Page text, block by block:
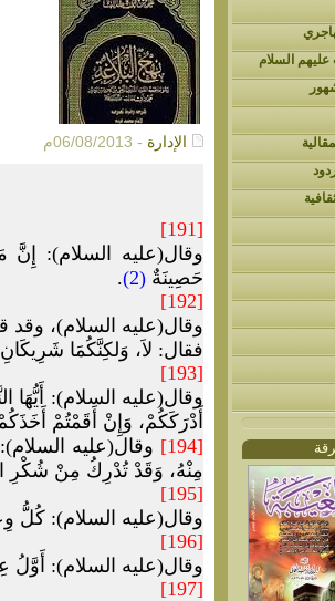
عليهم السلام
الإدارة - 06/08/2013م
[191]
وقال(عليه السلام): إِنَّ
حَصِينَةٌ (2)
.
[192]
وقال(عليه السلام)، وقد
فقال: لاَ، وَلكِنَّكُمَا
[193]
وقال(عليه السلام): أَيُّهَا
أَدْرَكَكُمْ، وَإِنْ أَقَمْتُمْ
[194]
وقال(عليه
مِنْهُ، وَقَدْ تُدْرِكُ مِنْ شُكْرِ
[195]
وقال(عليه السلام): كُلُّ
[196]
وقال(عليه السلام):
[197]